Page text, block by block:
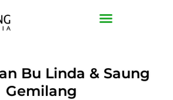
Bu Linda & Saung
Gemilang